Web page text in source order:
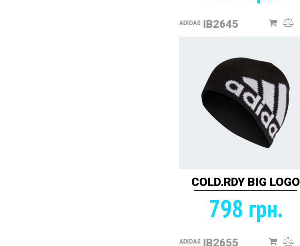
ADIDAS IB2645
COLD.RDY BIG LOGO
798 грн.
ADIDAS IB2655